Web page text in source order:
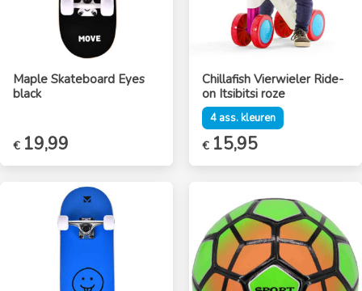
Maple Skateboard Eyes
black
Oorspronkelijke
€ 19,99
€19,99.
Chillafish Vierwieler Ride-
on Itsibitsi roze
4 ass. kleuren
€ 15,95